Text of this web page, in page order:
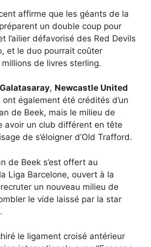
affirme que les géants de la
préparent un double coup pour
l’ailier défavorisé des Red Devils
et le duo pourrait coûter
de livres sterling.
Galatasaray, Newcastle United
ont également été crédités d’un
de Beek, mais le milieu de
avoir un club différent en tête
de s’éloigner d’Old Trafford.
de Beek s’est offert au
Liga Barcelone, ouvert à la
un nouveau milieu de
le vide laissé par la star
.
le ligament croisé antérieur